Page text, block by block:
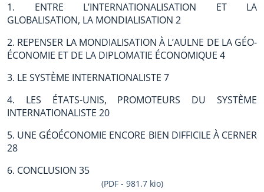
1. ENTRE L’INTERNATIONALISATION ET LA
GLOBALISATION, LA MONDIALISATION 2
2. REPENSER LA MONDIALISATION À L’AULNE DE LA GÉO-
ÉCONOMIE ET DE LA DIPLOMATIE ÉCONOMIQUE 4
3. LE SYSTÈME INTERNATIONALISTE 7
4. LES ÉTATS-UNIS, PROMOTEURS DU SYSTÈME
INTERNATIONALISTE 20
5. UNE GÉOÉCONOMIE ENCORE BIEN DIFFICILE À CERNER
28
6. CONCLUSION 35
(PDF - 981.7 kio)